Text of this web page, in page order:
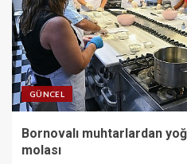
GÜNCEL
Bornovalı muhtarlardan
molası